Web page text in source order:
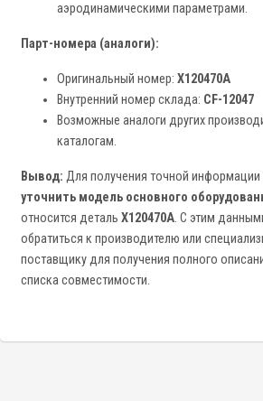
аэродинамическими параметрами.
Парт-номера (аналоги):
Оригинальный номер: X120470A
Внутренний номер склада: CF-12047
Возможные аналоги других
каталогам.
Вывод: Для получения точной
уточнить модель основного
относится деталь X120470A. С этим
обратиться к производителю или
поставщику для получения полного
списка совместимости.